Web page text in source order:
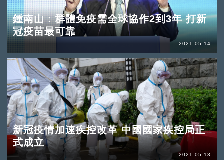
鍾南山：群體免疫需全球協作2到3年 打新
冠疫苗最可靠
2021-05-14
新冠疫情加速疾控改革 中國國家疾控局正
式成立
2021-05-13